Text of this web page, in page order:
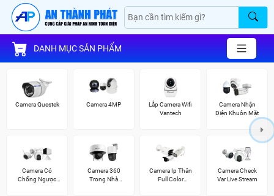
DANH MỤC SẢN PHẨM
Camera Questek Camera 4MP
Lắp Camera Wifi
Vantech
Camera Nhận
Diện Khuôn Mặt
Camera Có
Chống Ngược
Camera 360
Trong Nhà
Camera Ip Thân
Full Color
Camera Check
Var Live Stream